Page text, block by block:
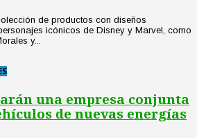
de productos con diseños
icónicos de Disney y Marvel, como
y...
una empresa conjunta
de nuevas energías